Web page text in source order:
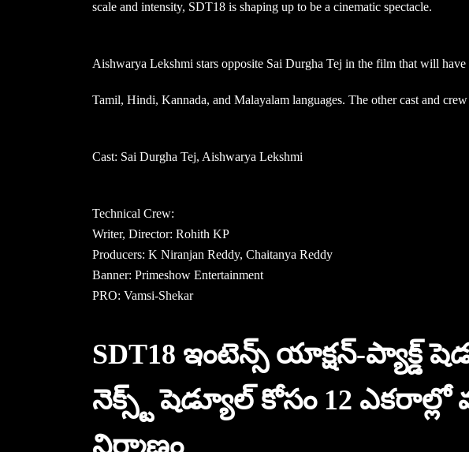
scale and intensity, SDT18 is shaping up to be a cinematic spectacle.
Aishwarya Lekshmi stars opposite Sai Durgha Tej in the film that will have
Tamil, Hindi, Kannada, and Malayalam languages. The other cast and
Cast: Sai Durgha Tej, Aishwarya Lekshmi
Technical Crew:
Writer, Director: Rohith KP
Producers: K Niranjan Reddy, Chaitanya Reddy
Banner: Primeshow Entertainment
PRO: Vamsi-Shekar
SDT18 ఇంటెన్స్ యాక్షన్-ప్యాక్డ్
నెక్స్ట్ షెడ్యూల్ కోసం 12
నిర్మాణం